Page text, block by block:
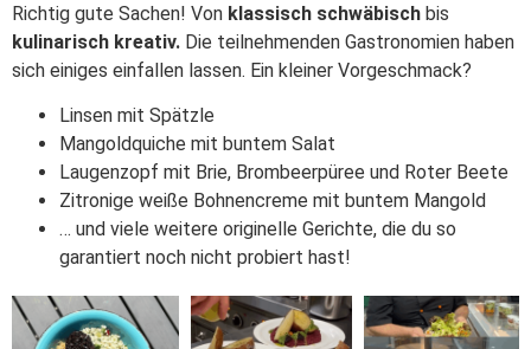
Richtig gute Sachen! Von klassisch schwäbisch bis
kulinarisch kreativ. Die teilnehmenden Gastronomien haben
sich einiges einfallen lassen. Ein kleiner Vorgeschmack?
Linsen mit Spätzle
Mangoldquiche mit buntem Salat
Laugenzopf mit Brie, Brombeerpüree und Roter Beete
Zitronige weiße Bohnencreme mit buntem Mangold
… und viele weitere originelle Gerichte, die du so
garantiert noch nicht probiert hast!